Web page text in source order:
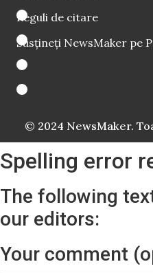
Reguli de citare
Susțineți NewsMaker pe
© 2024 NewsMaker.
Spelling error
The following
our editors:
Your comment